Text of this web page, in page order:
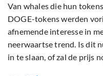
Van whales die hun
DOGE-tokens werden
afnemende interesse in
neerwaartse trend. Is dit
in te slaan, of zal de prijs